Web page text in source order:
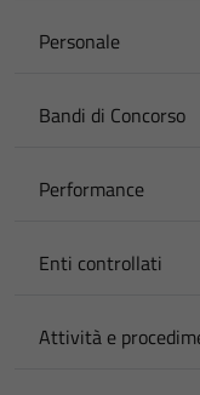
Personale
Bandi di Concorso
Performance
Enti controllati
Attività e